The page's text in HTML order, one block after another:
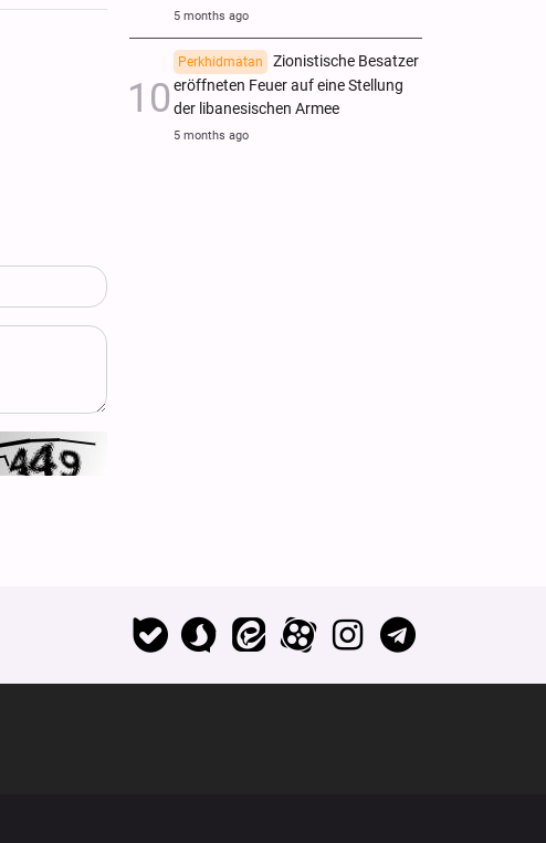
5 months ago
Perkhidmatan
Zionistische Besatzer
eröffneten Feuer auf eine Stellung
der libanesischen Armee
5 months ago